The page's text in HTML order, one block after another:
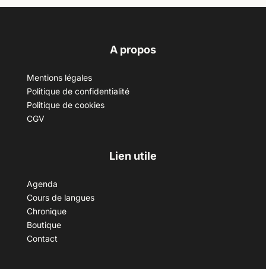
A propos
Mentions légales
Politique de confidentialité
Politique de cookies
CGV
Lien utile
Agenda
Cours de langues
Chronique
Boutique
Contact